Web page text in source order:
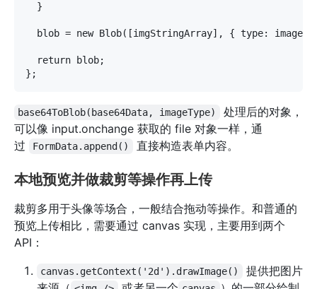
  }
blob = new Blob([imgStringArray], { type:
  return blob;
base64ToBlob(base64Data, imageType)
处理后的对象，
可以像 input.onchange 获取的 file 对象一样，通
过
FormData.append() 直接构造表单内容。
本地预览并做裁剪等操作再上传
裁剪多用于头像等场合，一般结合拖动等操作。和普通的
预览上传相比，需要通过 canvas 实现，主要用到两个
API：
canvas.getContext('2d').drawImage()
提供把图片